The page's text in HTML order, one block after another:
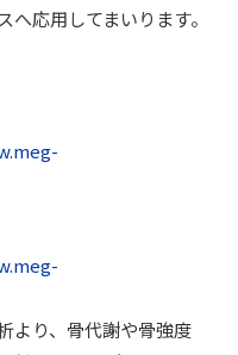
応用してまいります。
より、骨代謝や骨強度